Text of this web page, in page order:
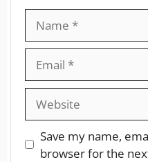
Save my name,
browser for the